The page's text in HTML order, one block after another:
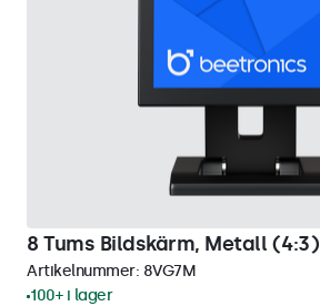
8 Tums Bildskärm, Metall (4:3)
Artikelnummer: 8VG7M
100+ i lager